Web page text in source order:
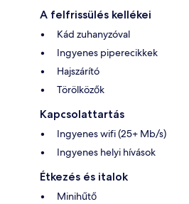
A felfrissülés kellékei
Kád zuhanyzóval
Ingyenes piperecikkek
Hajszárító
Törölközők
Kapcsolattartás
Ingyenes wifi (25+ Mb/s)
Ingyenes helyi hívások
Étkezés és italok
Minihűtő